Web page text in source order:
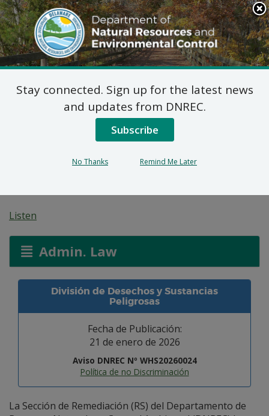
Search
This
Site
DNREC Menu
Plan Final de Acción
Correctiva para 55
Lugar de Loockerman
Listen
Admin. Law
División de Desechos y Sustancias
Peligrosas
Fecha de Publicación:
21 de enero de 2026
Aviso DNREC Nº WHS20260024
Política de no Discriminación
La Sección de Remediación (RS) del Departamento de
Stay connected. Sign up for the latest news
and updates from DNREC.
Subscribe
No Thanks Remind Me Later